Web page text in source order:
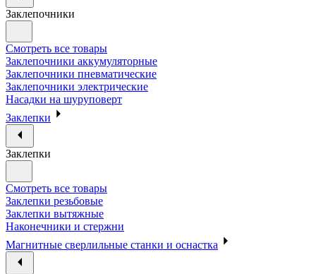
Заклепочники
Смотреть все товары
Заклепочники аккумуляторные
Заклепочники пневматические
Заклепочники электрические
Насадки на шуруповерт
Заклепки
Заклепки
Смотреть все товары
Заклепки резьбовые
Заклепки вытяжные
Наконечники и стержни
Магнитные сверлильные станки и оснастка